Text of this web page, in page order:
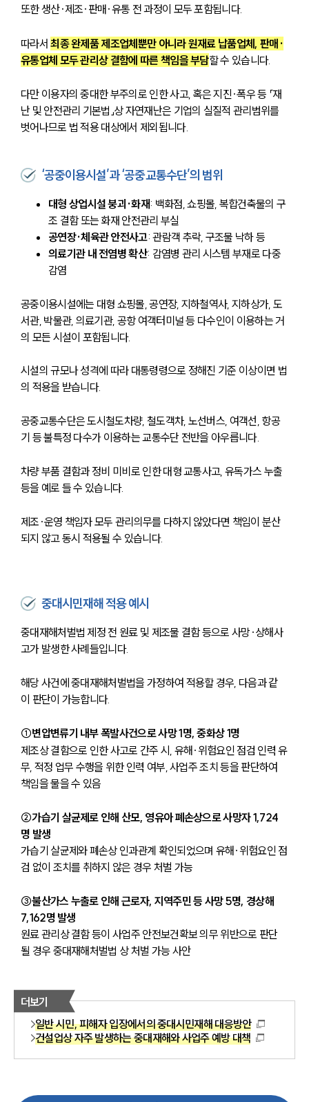
또한 생산·제조·판매·유통 전 과정이 모두 포함됩니다.
따라서 최종 완제품 제조업체뿐만 아니라 원재료 납품업체, 판매·
유통업체 모두 관리상 결함에 따른 책임을 부담할 수 있습니다.
다만 이용자의 중대한 부주의로 인한 사고, 혹은 지진·폭우 등 「재
난 및 안전관리 기본법」상 자연재난은 기업의 실질적 관리범위를
벗어나므로 법 적용 대상에서 제외됩니다.
‘공중이용시설’과 ‘공중교통수단’의 범위
대형 상업시설 붕괴·화재: 백화점, 쇼핑몰, 복합건축물의 구
조 결함 또는 화재 안전관리 부실
공연장·체육관 안전사고: 관람객 추락, 구조물 낙하 등
의료기관 내 전염병 확산: 감염병 관리 시스템 부재로 다중
감염
공중이용시설에는 대형 쇼핑몰, 공연장, 지하철역사, 지하상가, 도
서관, 박물관, 의료기관, 공항 여객터미널 등 다수인이 이용하는 거
의 모든 시설이 포함됩니다.
시설의 규모나 성격에 따라 대통령령으로 정해진 기준 이상이면 법
의 적용을 받습니다.
공중교통수단은 도시철도차량, 철도객차, 노선버스, 여객선, 항공
기 등 불특정 다수가 이용하는 교통수단 전반을 아우릅니다.
차량 부품 결함과 정비 미비로 인한 대형 교통사고, 유독가스 누출
등을 예로 들 수 있습니다.
제조·운영 책임자 모두 관리의무를 다하지 않았다면 책임이 분산
되지 않고 동시 적용될 수 있습니다.
중대시민재해 적용 예시
중대재해처벌법 제정 전 원료 및 제조물 결함 등으로 사망·상해사
고가 발생한 사례들입니다.
해당 사건에 중대재해처벌법을 가정하여 적용할 경우, 다음과 같
이 판단이 가능합니다.
①변압변류기 내부 폭발사건으로 사망 1명, 중화상 1명
제조상 결함으로 인한 사고로 간주 시, 유해·위험요인 점검 인력 유
무, 적정 업무 수행을 위한 인력 여부, 사업주 조치 등을 판단하여
책임을 물을 수 있음
②가습기 살균제로 인해 산모, 영유아 폐손상으로 사망자 1,724
명 발생
가습기 살균제와 폐손상 인과관계 확인되었으며 유해·위험요인 점
검 없이 조치를 취하지 않은 경우 처벌 가능
③불산가스 누출로 인해 근로자, 지역주민 등 사망 5명, 경상해
7,162명 발생
원료 관리상 결함 등이 사업주 안전보건확보 의무 위반으로 판단
될 경우 중대재해처벌법 상 처벌 가능 사안
더보기
일반 시민, 피해자 입장에서의 중대시민재해 대응방안
건설업상 자주 발생하는 중대재해와 사업주 예방 대책